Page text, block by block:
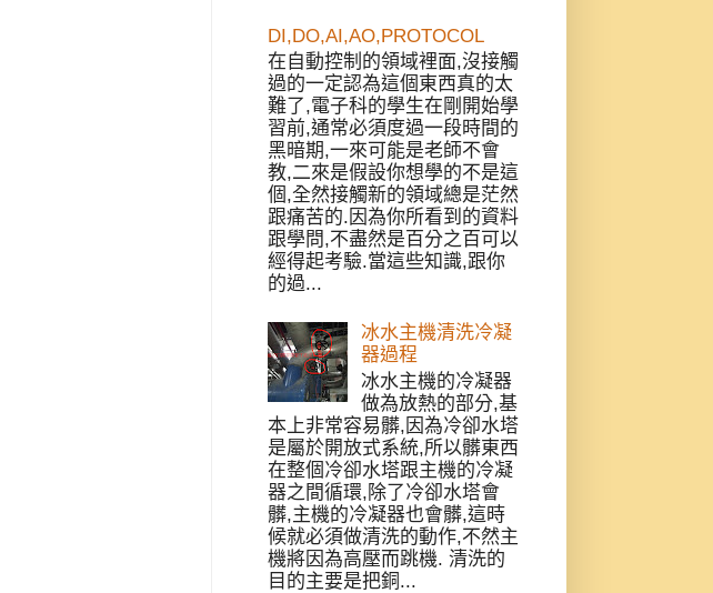
DI,DO,AI,AO,PROTOCOL
在自動控制的領域裡面,沒接觸
過的一定認為這個東西真的太
難了,電子科的學生在剛開始學
習前,通常必須度過一段時間的
黑暗期,一來可能是老師不會
教,二來是假設你想學的不是這
個,全然接觸新的領域總是茫然
跟痛苦的.因為你所看到的資料
跟學問,不盡然是百分之百可以
經得起考驗.當這些知識,跟你
的過...
冰水主機清洗冷凝
器過程
冰水主機的冷凝器
做為放熱的部分,基
本上非常容易髒,因為冷卻水塔
是屬於開放式系統,所以髒東西
在整個冷卻水塔跟主機的冷凝
器之間循環,除了冷卻水塔會
髒,主機的冷凝器也會髒,這時
候就必須做清洗的動作,不然主
機將因為高壓而跳機. 清洗的
目的主要是把銅...